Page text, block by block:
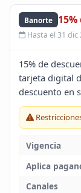
Tarjetas de
Blog
Infinito
Banorte
Hasta el 31 dic
15% de
tarjeta digital
descuento en
Vigencia
Aplica
Canales